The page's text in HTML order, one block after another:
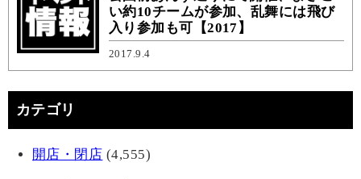
い約10チームが参加、乱舞には飛び
入り参加も可【2017】
2017.9.4
カテゴリ
開店・閉店 (4,555)